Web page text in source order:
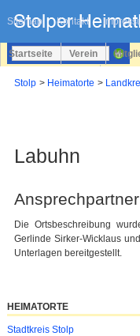
Sitemap Kontakt
überspringen
Startseite Verein
Stolp Heimatorte
Labuhn
Ansprechpartner
Die Ortsbeschreibung
Gerlinde Sirker-Wicklaus
Unterlagen bereitgestellt.
HEIMATORTE
Navigation
Stadtkreis Stolp